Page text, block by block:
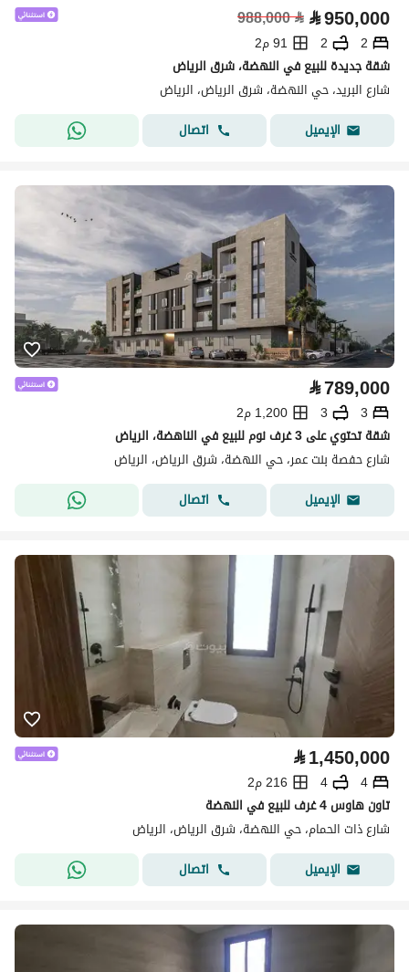
⃁950,000
⃁
988,000
2
2
91 م2
شقة جديدة للبيع في النهضة، شرق الرياض
شارع البريد، حي النهضة، شرق الرياض، الرياض
الإيميل
اتصال
⃁789,000
3
3
1,200 م2
شقة تحتوي على 3 غرف نوم للبيع في الناهضة، الرياض
شارع حفصة بنت عمر، حي النهضة، شرق الرياض، الرياض
الإيميل
اتصال
⃁1,450,000
4
4
216 م2
تاون هاوس 4 غرف للبيع في النهضة
شارع ذات الحمام، حي النهضة، شرق الرياض، الرياض
الإيميل
اتصال